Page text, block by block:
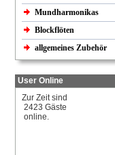
Mundharmonikas
Blockflöten
allgemeines Zubehör
User Online
Zur Zeit sind
2423 Gäste
online.